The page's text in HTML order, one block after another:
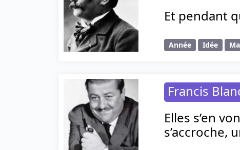
Et pendant
Année Idée
Francis
Elles s’en
s’accroche,